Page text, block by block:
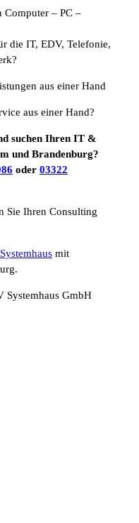
Computer – PC –
die IT, EDV, Telefonie,
aus einer Hand
aus einer Hand?
suchen Ihren IT &
und Brandenburg?
oder 03322
Sie Ihren Consulting
mit
Systemhaus GmbH